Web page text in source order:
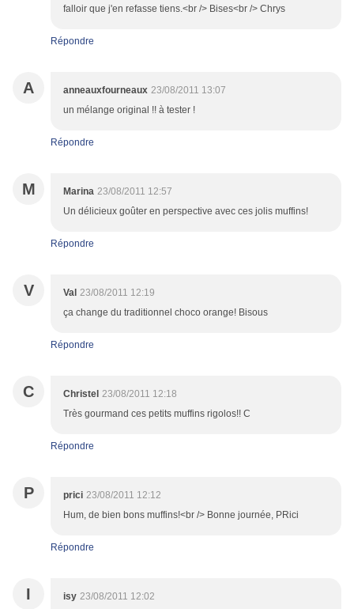
falloir que j'en refasse tiens.<br /> Bises<br /> Chrys
Répondre
A anneauxfourneaux 23/08/2011 13:07
un mélange original !! à tester !
Répondre
M Marina 23/08/2011 12:57
Un délicieux goûter en perspective avec ces jolis muffins!
Répondre
V Val 23/08/2011 12:19
ça change du traditionnel choco orange! Bisous
Répondre
C Christel 23/08/2011 12:18
Très gourmand ces petits muffins rigolos!! C
Répondre
P prici 23/08/2011 12:12
Hum, de bien bons muffins!<br /> Bonne journée, PRici
Répondre
I isy 23/08/2011 12:02